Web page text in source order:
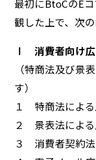
最初にBtoCのE
観した上で、次の
Ⅰ 消費者向け広
（特商法及び景
す）
１ 特商法によ
２ 景表法によ
３ 消費者契約法